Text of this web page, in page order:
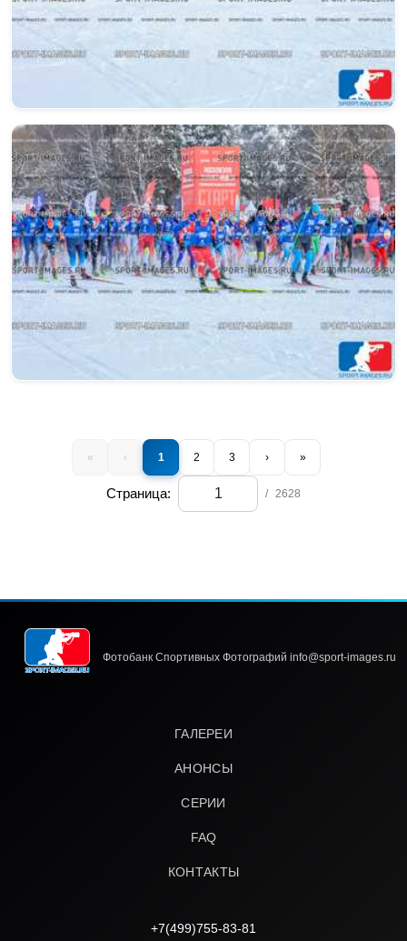
« ‹ 1 2 3 › »
Страница: / 2628
Фотобанк Спортивных Фотографий info@sport-images.ru
ГАЛЕРЕИ
АНОНСЫ
СЕРИИ
FAQ
КОНТАКТЫ
+7(499)755-83-81